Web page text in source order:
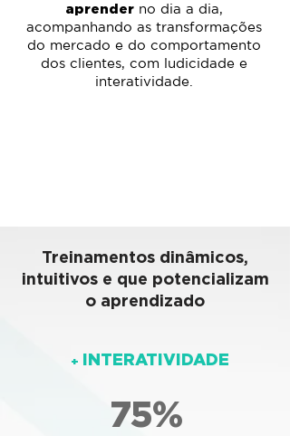
aprender no dia a dia,
acompanhando as transformações
do mercado e do comportamento
dos clientes, com ludicidade e
interatividade.
Treinamentos dinâmicos,
intuitivos e que potencializam
o aprendizado
+ INTERATIVIDADE
75%